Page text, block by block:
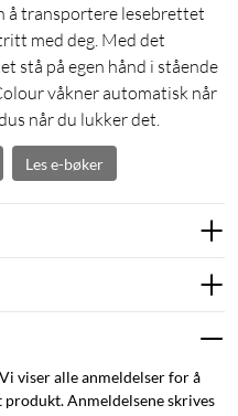
å transportere lesebrettet
med deg. Med det
stå på egen hånd i stående
våkner automatisk når
når du lukker det.
Les e-bøker
viser alle anmeldelser for å
Anmeldelsene skrives